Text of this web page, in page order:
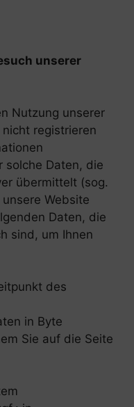
unserer
Nutzung unserer
registrieren
solche Daten, die
übermittelt (sog.
unsere Website
Daten, die
sind, um Ihnen
des
in Byte
Sie auf die Seite